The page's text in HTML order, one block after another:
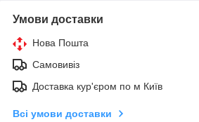
Умови доставки
Нова Пошта
Самовивіз
Доставка кур'єром по м Київ
Всі умови доставки